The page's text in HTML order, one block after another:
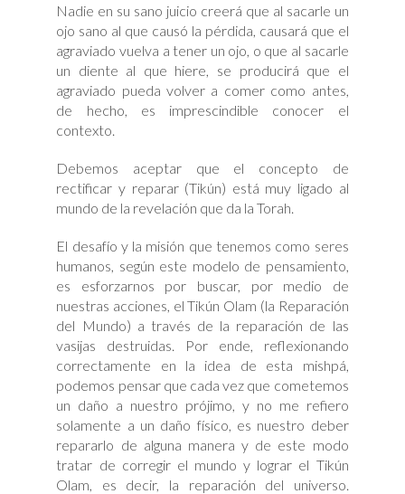
Nadie en su sano juicio creerá que al sacarle un
ojo sano al que causó la pérdida, causará que el
agraviado vuelva a tener un ojo, o que al sacarle
un diente al que hiere, se producirá que el
agraviado pueda volver a comer como antes,
de hecho, es imprescindible conocer el
contexto.
Debemos aceptar que el concepto de
rectificar y reparar (Tikún) está muy ligado al
mundo de la revelación que da la Torah.
El desafío y la misión que tenemos como seres
humanos, según este modelo de pensamiento,
es esforzarnos por buscar, por medio de
nuestras acciones, el Tikún Olam (la Reparación
del Mundo) a través de la reparación de las
vasijas destruidas. Por ende, reflexionando
correctamente en la idea de esta mishpá,
podemos pensar que cada vez que cometemos
un daño a nuestro prójimo, y no me refiero
solamente a un daño físico, es nuestro deber
repararlo de alguna manera y de este modo
tratar de corregir el mundo y lograr el Tikún
Olam, es decir, la reparación del universo.